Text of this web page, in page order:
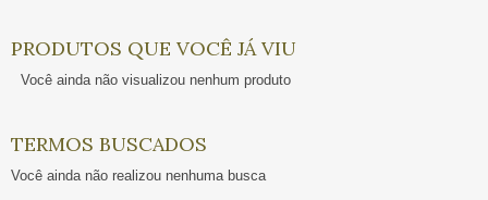
PRODUTOS QUE VOCÊ JÁ VIU
Você ainda não visualizou nenhum produto
TERMOS BUSCADOS
Você ainda não realizou nenhuma busca